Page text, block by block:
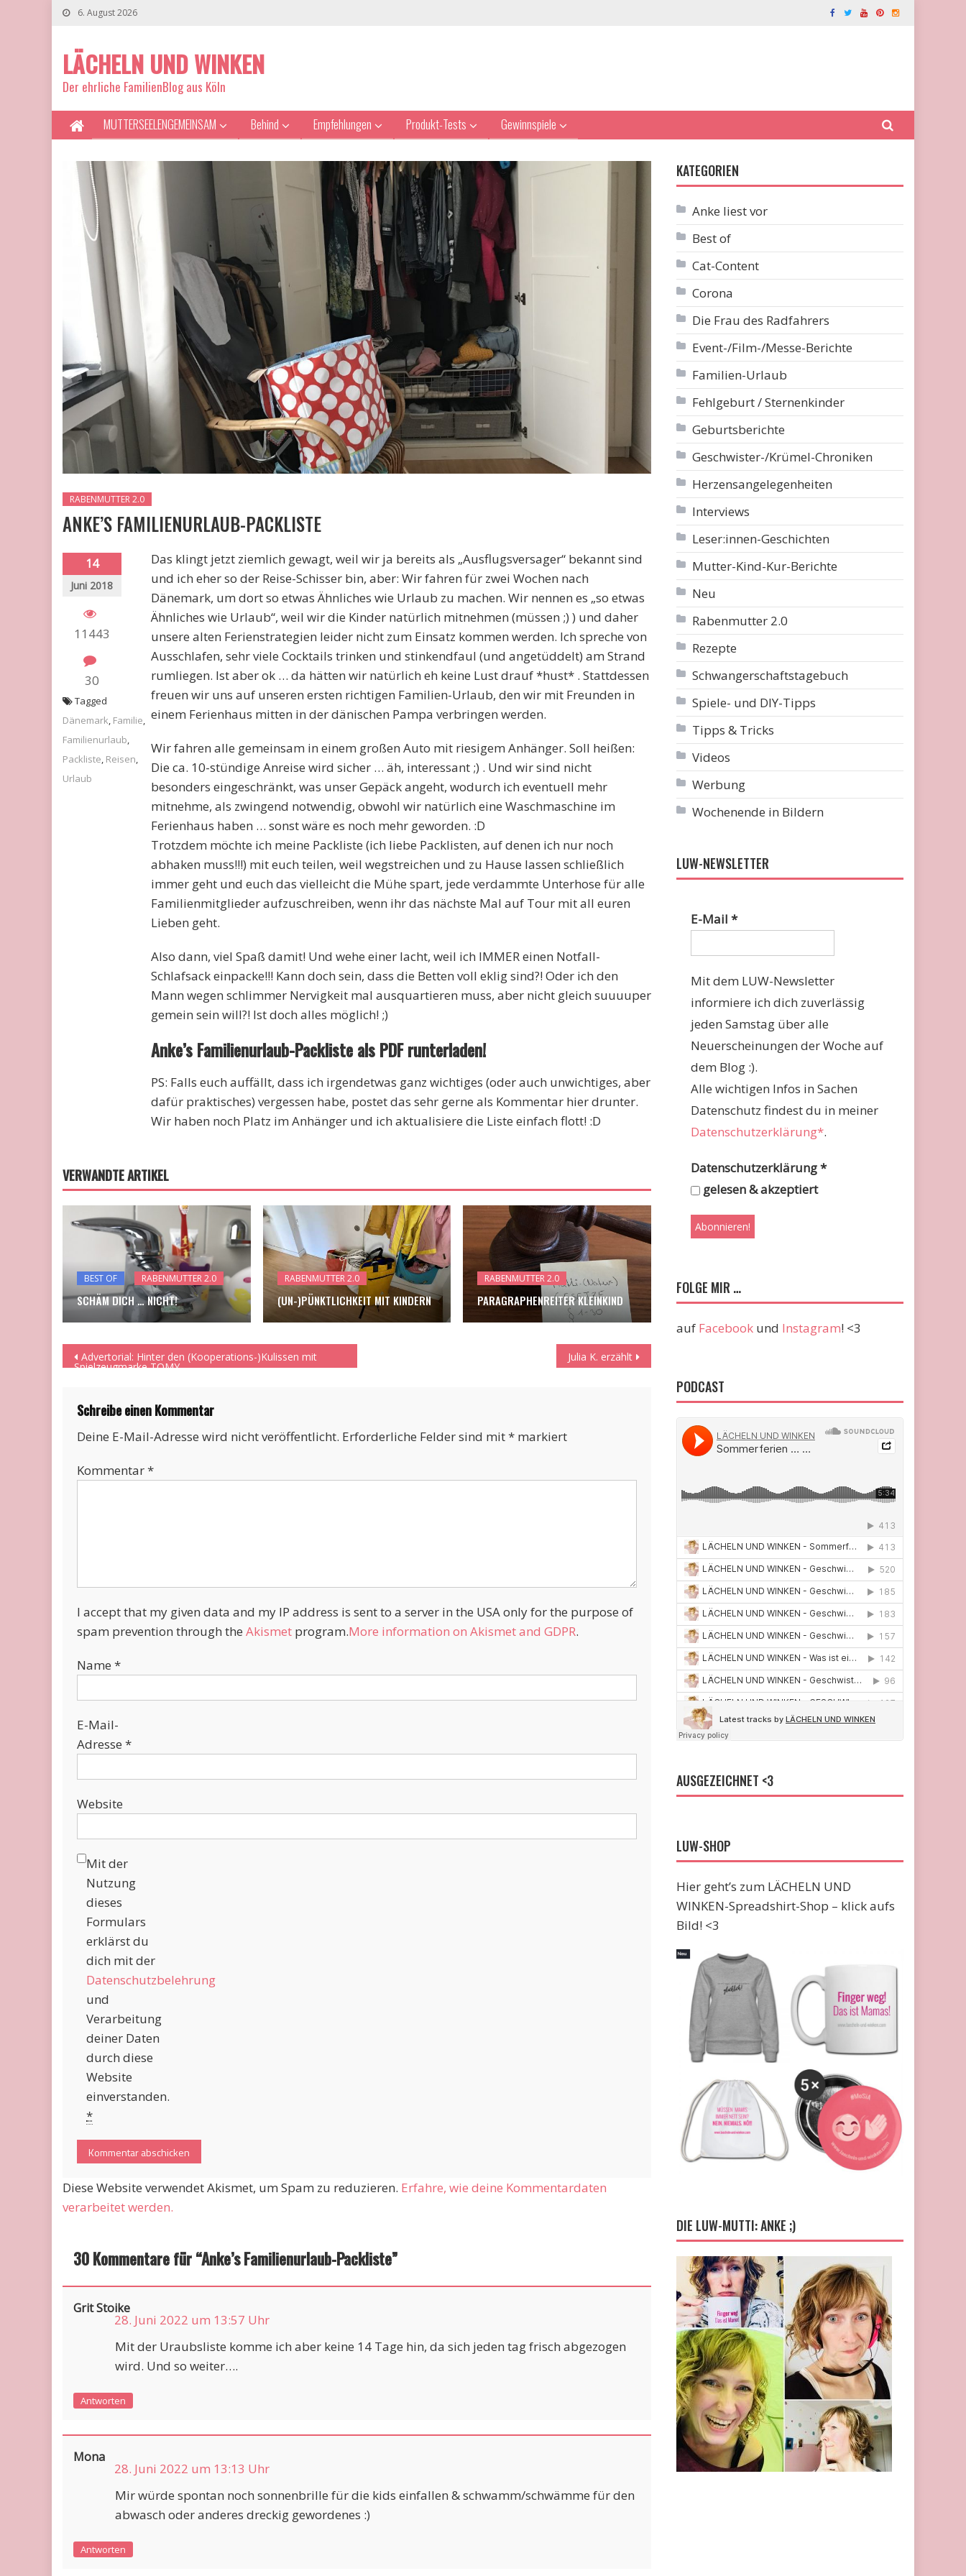
6. August 2026
LÄCHELN UND WINKEN
Der ehrliche FamilienBlog aus Köln
MUTTERSEELENGEMEINSAM Behind Empfehlungen Produkt-Tests Gewinnspiele
RABENMUTTER 2.0
ANKE’S FAMILIENURLAUB-PACKLISTE
14
Juni 2018
11443
30
Das klingt jetzt ziemlich gewagt, weil wir ja bereits als „Ausflugsversager“ bekannt sind
und ich eher so der Reise-Schisser bin, aber: Wir fahren für zwei Wochen nach
Dänemark, um dort so etwas Ähnliches wie Urlaub zu machen. Wir nennen es „so etwas
Ähnliches wie Urlaub“, weil wir die Kinder natürlich mitnehmen (müssen ;) ) und daher
unsere alten Ferienstrategien leider nicht zum Einsatz kommen werden. Ich spreche von
Ausschlafen, sehr viele Cocktails trinken und stinkendfaul (und angetüddelt) am Strand
rumliegen. Ist aber ok … da hätten wir natürlich eh keine Lust drauf *hust* . Stattdessen
freuen wir uns auf unseren ersten richtigen Familien-Urlaub, den wir mit Freunden in
einem Ferienhaus mitten in der dänischen Pampa verbringen werden.
Wir fahren alle gemeinsam in einem großen Auto mit riesigem Anhänger. Soll heißen:
Die ca. 10-stündige Anreise wird sicher … äh, interessant ;) . Und wir sind nicht
besonders eingeschränkt, was unser Gepäck angeht, wodurch ich eventuell mehr
mitnehme, als zwingend notwendig, obwohl wir natürlich eine Waschmaschine im
Ferienhaus haben … sonst wäre es noch mehr geworden. :D
Trotzdem möchte ich meine Packliste (ich liebe Packlisten, auf denen ich nur noch
abhaken muss!!!) mit euch teilen, weil wegstreichen und zu Hause lassen schließlich
immer geht und euch das vielleicht die Mühe spart, jede verdammte Unterhose für alle
Familienmitglieder aufzuschreiben, wenn ihr das nächste Mal auf Tour mit all euren
Lieben geht.
Also dann, viel Spaß damit! Und wehe einer lacht, weil ich IMMER einen Notfall-
Schlafsack einpacke!!! Kann doch sein, dass die Betten voll eklig sind?! Oder ich den
Mann wegen schlimmer Nervigkeit mal ausquartieren muss, aber nicht gleich suuuuper
gemein sein will?! Ist doch alles möglich! ;)
Anke’s Familienurlaub-Packliste als PDF runterladen!
PS: Falls euch auffällt, dass ich irgendetwas ganz wichtiges (oder auch unwichtiges, aber
dafür praktisches) vergessen habe, postet das sehr gerne als Kommentar hier drunter.
Wir haben noch Platz im Anhänger und ich aktualisiere die Liste einfach flott! :D
Tagged
Dänemark Familie
Familienurlaub
Packliste Reisen
Urlaub
VERWANDTE ARTIKEL
BEST OF RABENMUTTER 2.0
SCHÄM DICH … NICHT!
RABENMUTTER 2.0
(UN-)PÜNKTLICHKEIT MIT KINDERN
RABENMUTTER 2.0
PARAGRAPHENREITER KLEINKIND
Beitragsnavigation
Advertorial: Hinter den (Kooperations-)Kulissen mit
Spielzeugmarke TOMY
Julia K. erzählt
Schreibe einen Kommentar
Deine E-Mail-Adresse wird nicht veröffentlicht. Erforderliche Felder sind mit* markiert
Kommentar*
I accept that my given data and my IP address is sent to a server in the USA only for the purpose of
spam prevention through the Akismet program.More information on Akismet and GDPR.
Name *
E-Mail-
Adresse *
Website
Mit der
Nutzung
dieses
Formulars
erklärst du
dich mit der
Datenschutzbelehrung
und
Verarbeitung
deiner Daten
durch diese
Website
einverstanden.
*
Diese Website verwendet Akismet, um Spam zu reduzieren. Erfahre, wie deine Kommentardaten
verarbeitet werden.
30 Kommentare für “Anke’s Familienurlaub-Packliste”
Grit Stoike
28. Juni 2022 um 13:57 Uhr
Mit der Uraubsliste komme ich aber keine 14 Tage hin, da sich jeden tag frisch abgezogen
wird. Und so weiter….
Antworten
Mona
28. Juni 2022 um 13:13 Uhr
Mir würde spontan noch sonnenbrille für die kids einfallen & schwamm/schwämme für den
abwasch oder anderes dreckig gewordenes :)
Antworten
KATEGORIEN
Anke liest vor
Best of
Cat-Content
Corona
Die Frau des Radfahrers
Event-/Film-/Messe-Berichte
Familien-Urlaub
Fehlgeburt / Sternenkinder
Geburtsberichte
Geschwister-/Krümel-Chroniken
Herzensangelegenheiten
Interviews
Leser:innen-Geschichten
Mutter-Kind-Kur-Berichte
Neu
Rabenmutter 2.0
Rezepte
Schwangerschaftstagebuch
Spiele- und DIY-Tipps
Tipps & Tricks
Videos
Werbung
Wochenende in Bildern
LUW-NEWSLETTER
E-Mail*
Mit dem LUW-Newsletter
informiere ich dich zuverlässig
jeden Samstag über alle
Neuerscheinungen der Woche auf
dem Blog :).
Alle wichtigen Infos in Sachen
Datenschutz findest du in meiner
Datenschutzerklärung*.
Datenschutzerklärung*
gelesen & akzeptiert
FOLGE MIR …
auf Facebook und Instagram! <3
PODCAST
AUSGEZEICHNET <3
LUW-SHOP
Hier geht’s zum LÄCHELN UND
WINKEN-Spreadshirt-Shop – klick aufs
Bild! <3
DIE LUW-MUTTI: ANKE ;)